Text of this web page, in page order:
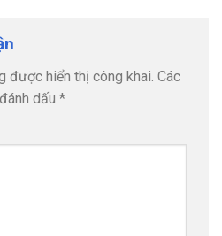
được hiển thị công khai. Các
dấu *